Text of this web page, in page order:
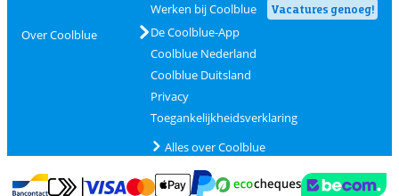
Over Coolblue
Werken bij Coolblue
Vacatures genoeg!
De Coolblue-App
Coolblue Nederland
Coolblue Duitsland
Privacy
Toegankelijkheidsverklaring
Alles over Coolblue